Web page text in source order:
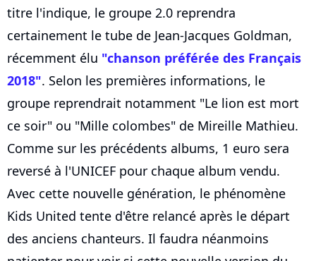
titre l'indique, le groupe 2.0 reprendra
certainement le tube de Jean-Jacques Goldman,
récemment élu "chanson préférée des Français
2018". Selon les premières informations, le
groupe reprendrait notamment "Le lion est mort
ce soir" ou "Mille colombes" de Mireille Mathieu.
Comme sur les précédents albums, 1 euro sera
reversé à l'UNICEF pour chaque album vendu.
Avec cette nouvelle génération, le phénomène
Kids United tente d'être relancé après le départ
des anciens chanteurs. Il faudra néanmoins